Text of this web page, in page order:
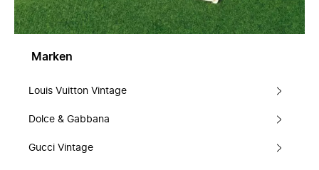
Marken
Louis Vuitton Vintage
Dolce & Gabbana
Gucci Vintage